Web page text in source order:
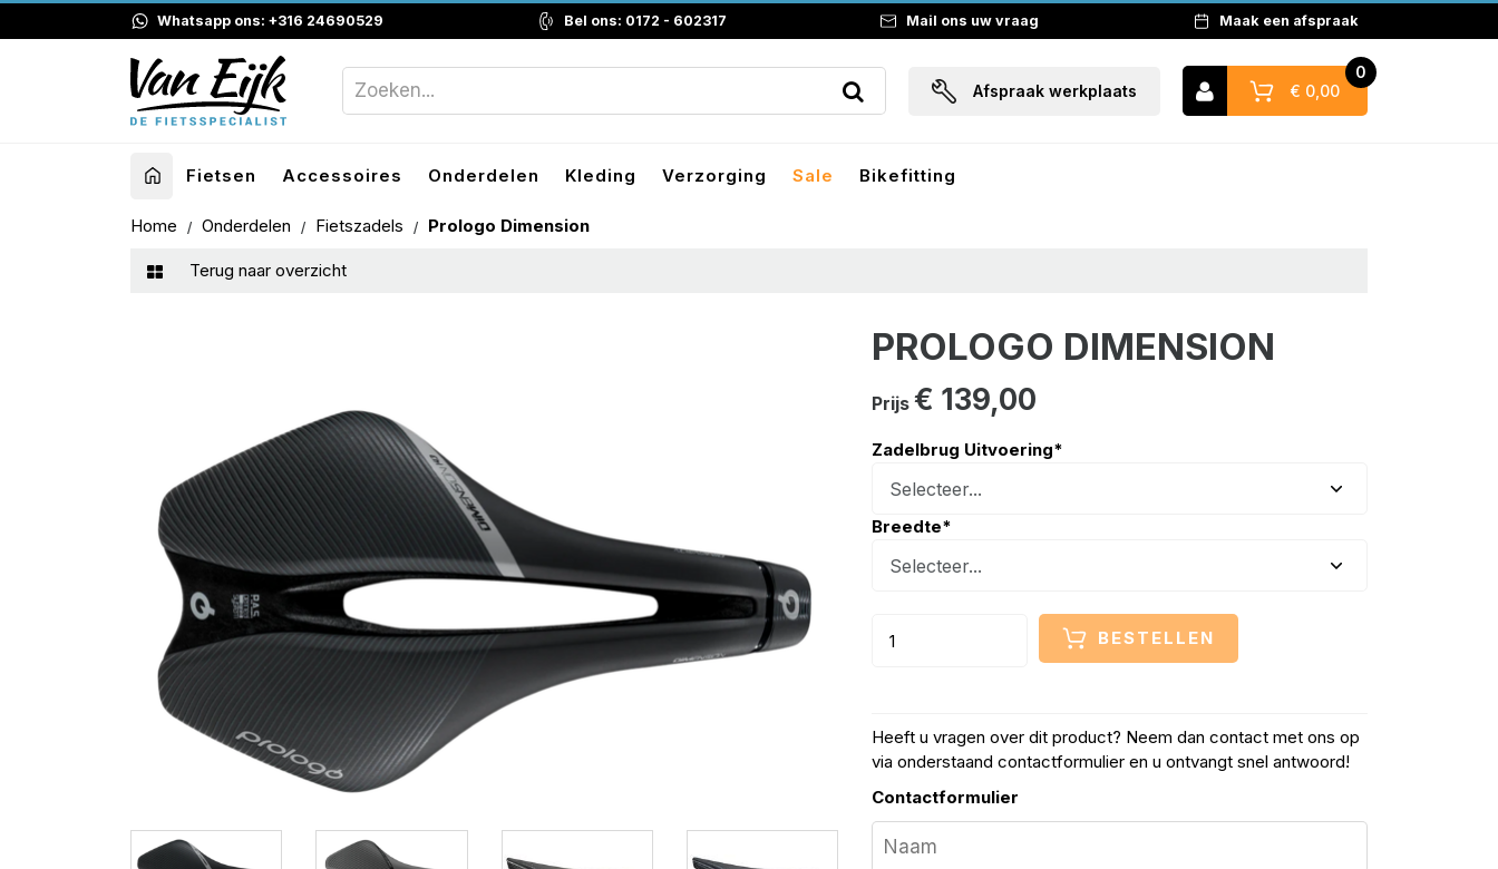
Whatsapp ons: +316 24690529 Bel ons: 0172 - 602317 Mail ons uw vraag Maak een afspraak
Afspraak werkplaats € 0,00
0
Fietsen Accessoires Onderdelen Kleding Verzorging Sale Bikefitting
Home Onderdelen Fietszadels Prologo Dimension
Terug naar overzicht
PROLOGO DIMENSION
Prijs € 139,00
Zadelbrug Uitvoering*
Breedte*
BESTELLEN
Heeft u vragen over dit product? Neem dan contact met ons op
via onderstaand contactformulier en u ontvangt snel antwoord!
Contactformulier